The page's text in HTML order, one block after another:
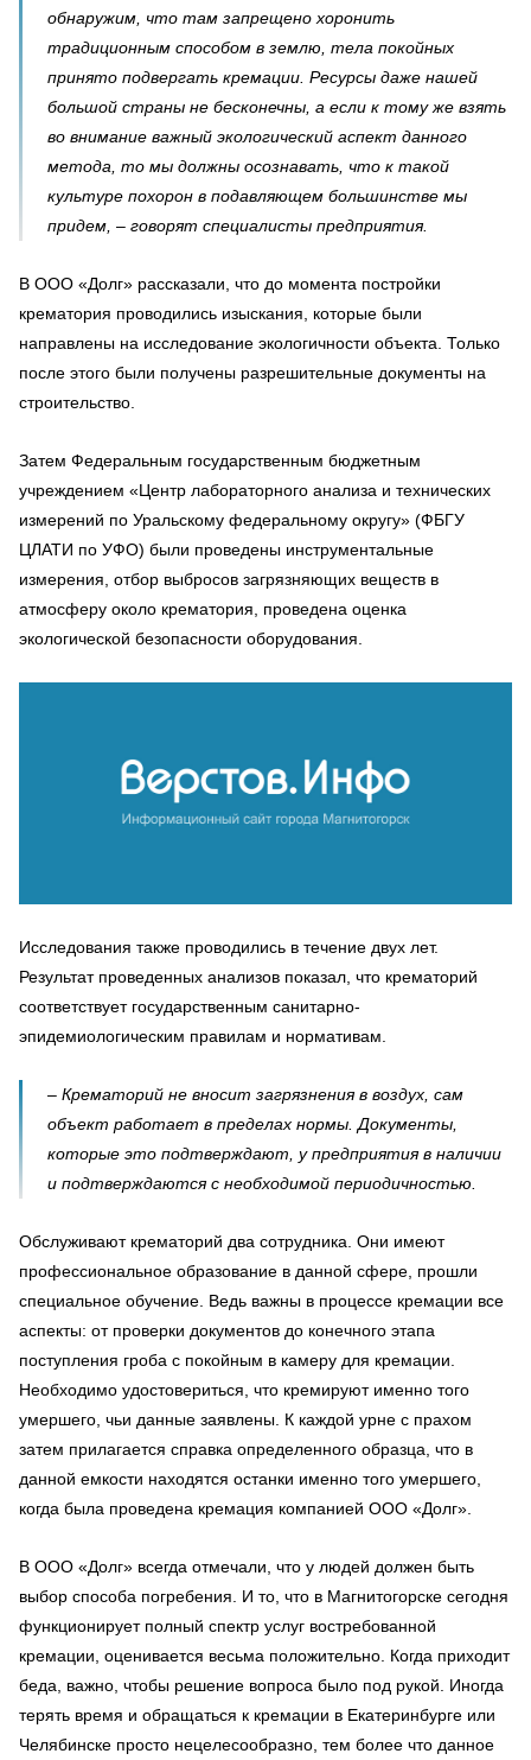
обнаружим, что там запрещено хоронить
традиционным способом в землю, тела покойных
принято подвергать кремации. Ресурсы даже нашей
большой страны не бесконечны, а если к тому же взять
во внимание важный экологический аспект данного
метода, то мы должны осознавать, что к такой
культуре похорон в подавляющем большинстве мы
придем, – говорят специалисты предприятия.
В ООО «Долг» рассказали, что до момента постройки
крематория проводились изыскания, которые были
направлены на исследование экологичности объекта. Только
после этого были получены разрешительные документы на
строительство.
Затем Федеральным государственным бюджетным
учреждением «Центр лабораторного анализа и технических
измерений по Уральскому федеральному округу» (ФБГУ
ЦЛАТИ по УФО) были проведены инструментальные
измерения, отбор выбросов загрязняющих веществ в
атмосферу около крематория, проведена оценка
экологической безопасности оборудования.
Исследования также проводились в течение двух лет.
Результат проведенных анализов показал, что крематорий
соответствует государственным санитарно-
эпидемиологическим правилам и нормативам.
– Крематорий не вносит загрязнения в воздух, сам
объект работает в пределах нормы. Документы,
которые это подтверждают, у предприятия в наличии
и подтверждаются с необходимой периодичностью.
Обслуживают крематорий два сотрудника. Они имеют
профессиональное образование в данной сфере, прошли
специальное обучение. Ведь важны в процессе кремации все
аспекты: от проверки документов до конечного этапа
поступления гроба с покойным в камеру для кремации.
Необходимо удостовериться, что кремируют именно того
умершего, чьи данные заявлены. К каждой урне с прахом
затем прилагается справка определенного образца, что в
данной емкости находятся останки именно того умершего,
когда была проведена кремация компанией ООО «Долг».
В ООО «Долг» всегда отмечали, что у людей должен быть
выбор способа погребения. И то, что в Магнитогорске сегодня
функционирует полный спектр услуг востребованной
кремации, оценивается весьма положительно. Когда приходит
беда, важно, чтобы решение вопроса было под рукой. Иногда
терять время и обращаться к кремации в Екатеринбурге или
Челябинске просто нецелесообразно, тем более что данное